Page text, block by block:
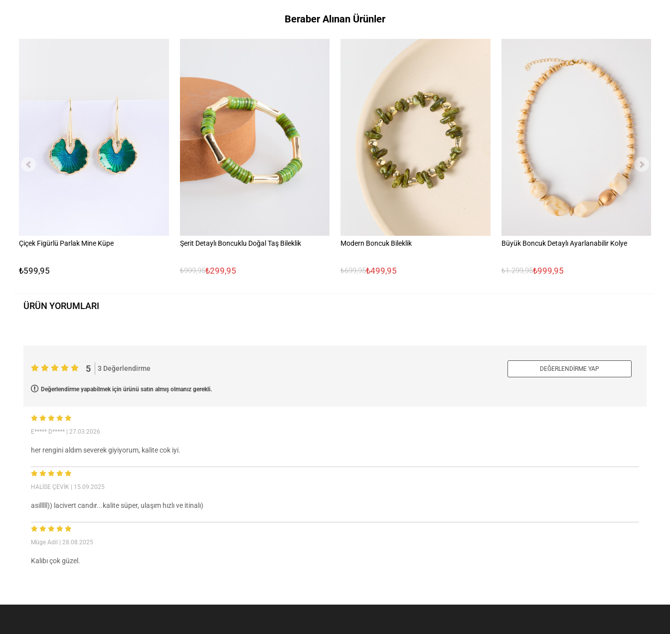
Beraber Alınan Ürünler
Çiçek Figürlü Parlak Mine Küpe
₺599,95
Şerit Detaylı Boncuklu Doğal Taş Bileklik
₺999,95₺299,95
Modern Boncuk Bileklik
₺699,95₺499,95
Büyük Boncuk Detaylı Ayarlanabilir Kolye
₺1.299,95₺999,95
ÜRÜN YORUMLARI
5 3 Değerlendirme DEĞERLENDIRME YAP
Değerlendirme yapabilmek için ürünü satın almış olmanız gerekli.
E***** D***** | 27.03.2026
her rengini aldım severek giyiyorum, kalite cok iyi.
HALİSE ÇEVİK | 15.09.2025
asilllll)) lacivert candır...kalite süper, ulaşım hızlı ve itinalı)
Müge Adil | 28.08.2025
Kalıbı çok güzel.